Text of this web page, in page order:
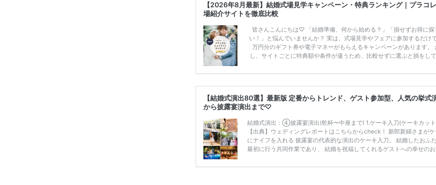
【2026年8月最新】結婚式場見学キャンペーン・特典ランキング｜プラコ
場紹介サイトを徹底比較
皆さんこんにちは♡ 「結婚準備、何から始める？」「損せずお得に探
い！」と悩んでいませんか？ 実は、式場見学やフェアに参加するだけ
万円分のギフト券や電子マネーがもらえるキャンペーンがあります。
し、サイトごとに特典額や条件が違うため、比較せずに選ぶと損をし
ンペーン特典ランキングを公開！ 比較サイト：プラコレ、ゼクシィ、
補を絞れる「ウェディング診断」か、体験型 […]続きを読む
【結婚式演出80選】最新版 定番からトレンド、ゲスト参加型、人気の挙式
から披露宴演出まで♡
結婚式演出：④披露宴演出(乾杯〜中座まで) 1.ケーキ入刀(ケーキカッ
【出典】ウェディングレポートはこちらからcheck！ 新郎新婦さまがケ
にナイフを入れる 披露宴の代表的な演出のケーキ入刀。 結婚したおふ
最初に行う共同作業であり、 結婚を祝福してくれるゲストへの幸せのお
り分けてサーブされる 「ケーキサーブ」も人気の演出です。 ケーキ入